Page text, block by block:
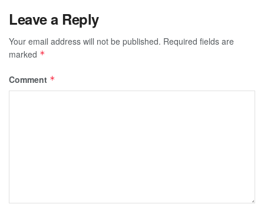
Leave a Reply
Your email address will not be published. Required fields are
marked *
Comment *